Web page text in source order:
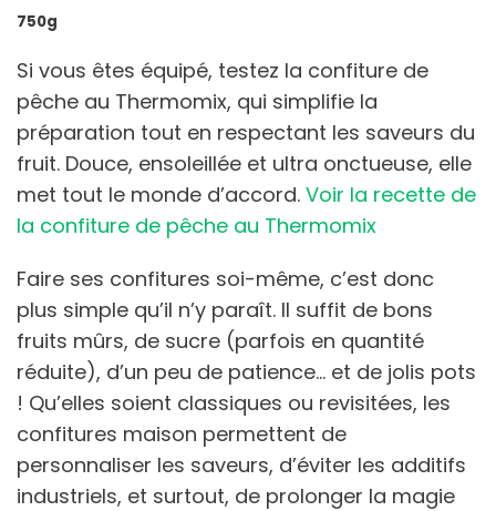
750g
Si vous êtes équipé, testez la confiture de
pêche au Thermomix, qui simplifie la
préparation tout en respectant les saveurs du
fruit. Douce, ensoleillée et ultra onctueuse, elle
met tout le monde d’accord. Voir la recette de
la confiture de pêche au Thermomix
Faire ses confitures soi-même, c’est donc
plus simple qu’il n’y paraît. Il suffit de bons
fruits mûrs, de sucre (parfois en quantité
réduite), d’un peu de patience… et de jolis pots
! Qu’elles soient classiques ou revisitées, les
confitures maison permettent de
personnaliser les saveurs, d’éviter les additifs
industriels, et surtout, de prolonger la magie